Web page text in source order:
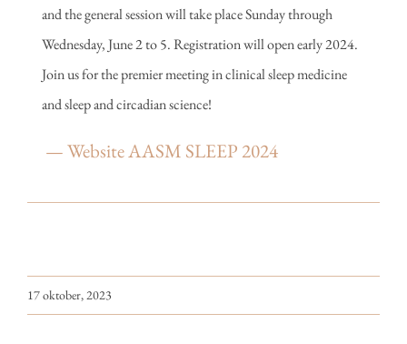
and the general session will take place Sunday through
Wednesday, June 2 to 5. Registration will open early 2024.
Join us for the premier meeting in clinical sleep medicine
and sleep and circadian science!
— Website AASM SLEEP 2024
17 oktober, 2023